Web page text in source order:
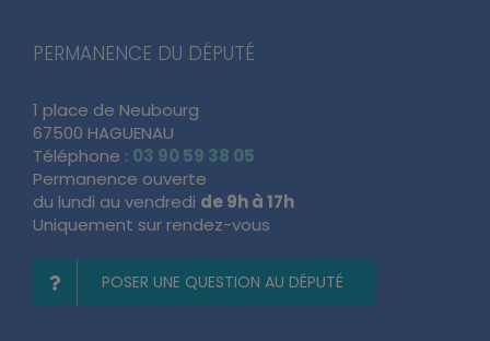
PERMANENCE DU DÉPUTÉ
1 place de Neubourg
67500 HAGUENAU
Téléphone : 03 90 59 38 05
Permanence ouverte
du lundi au vendredi de 9h à 17h
Uniquement sur rendez-vous
POSER UNE QUESTION AU DÉPUTÉ